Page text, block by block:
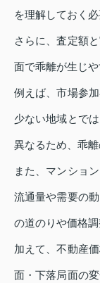
を理解しておく必
さらに、査定額
面で乖離が生じや
例えば、市場参
少ない地域とで
異なるため、乖
また、マンショ
流通量や需要の
の道のりや価格調
加えて、不動産
面・下落局面の